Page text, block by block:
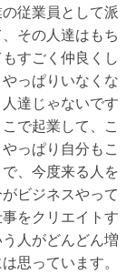
従業員として派
その人達はもち
すごく仲良くし
っぱりいなくな
達じゃないです
で起業して、こ
っぱり自分もこ
、今度来る人を
ビジネスやって
をクリエイトす
人がどんどん増
思っています。